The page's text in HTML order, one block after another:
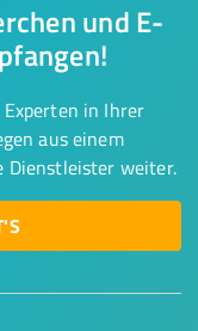
und E-
Experten in Ihrer
aus einem
Dienstleister weiter.